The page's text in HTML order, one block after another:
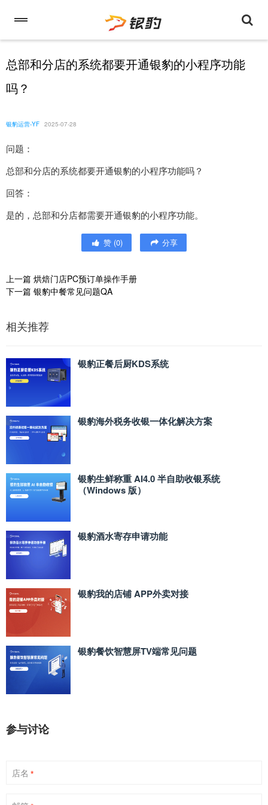
总部和分店的系统都要开通银豹的小程序功能
吗？
银豹运营-YF 2025-07-28
问题：
总部和分店的系统都要开通银豹的小程序功能吗？
回答：
是的，总部和分店都需要开通银豹的小程序功能。
赞 (0) 分享
上一篇 烘焙门店PC预订单操作手册
下一篇 银豹中餐常见问题QA
相关推荐
银豹正餐后厨KDS系统
银豹海外税务收银一体化解决方案
银豹生鲜称重 AI4.0 半自助收银系统
（Windows 版）
银豹酒水寄存申请功能
银豹我的店铺 APP外卖对接
银豹餐饮智慧屏TV端常见问题
参与讨论
店名 *